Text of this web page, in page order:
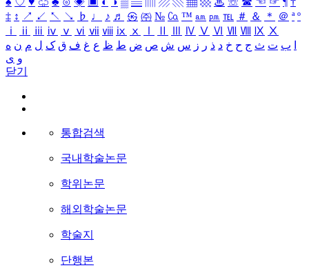
‡ ↕ ↗ ↙ ↖ ↘ ♭ ♩ ♪ ♬ ㉿ ㈜ № ㏇ ™ ㏂ ㏘ ℡ ＃ ＆ ＊ ＠ ª º
ⅰ
ⅱ ⅲ ⅳ ⅴ ⅵ ⅶ ⅷ ⅸ ⅹ Ⅳ Ⅴ Ⅵ Ⅶ Ⅷ Ⅸ Ⅹ
ب ت ث ج ح خ د ذ ر ز س ش ص ض ط ظ ع غ ف ق ک ل م ن ه
و ی
닫기
통합검색
국내학술논문
학위논문
해외학술논문
학술지
단행본